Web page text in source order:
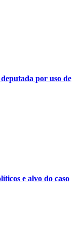
por uso de
e alvo do caso